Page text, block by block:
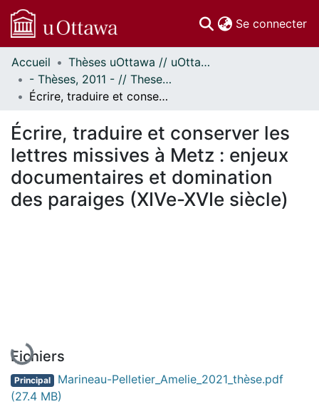
Se connecter
Communautés
et collections
Parcourir
Statistiques
À propos
Accueil
Thèses uOttawa // uOttawa Theses
- Thèses, 2011 - // Theses, 2011 -
Écrire, traduire et conserver les lettres missives à Metz : enjeux documentaires et domination des paraiges (XIVe-XVIe siècle)
Écrire, traduire et conserver les
lettres missives à Metz : enjeux
documentaires et domination
des paraiges (XIVe-XVIe siècle)
En cours de chargement...
Fichiers
Principal Marineau-Pelletier_Amelie_2021_thèse.pdf
(27.4 MB)